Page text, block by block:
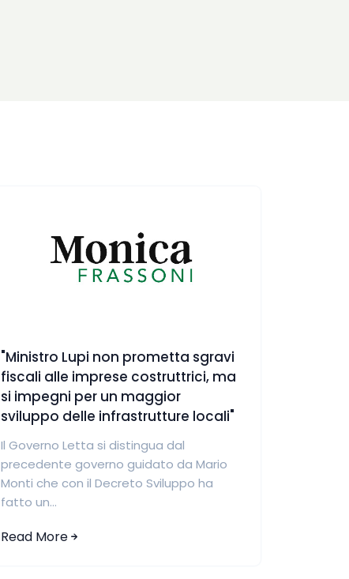
"Ministro Lupi non prometta sgravi
fiscali alle imprese costruttrici, ma
si impegni per un maggior
sviluppo delle infrastrutture locali"
Il Governo Letta si distingua dal
precedente governo guidato da Mario
Monti che con il Decreto Sviluppo ha
fatto un...
Read More